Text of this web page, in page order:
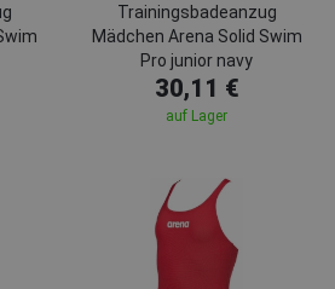
Trainingsbadeanzug
Mädchen Arena Solid Swim
Pro junior navy
30,11 €
auf Lager